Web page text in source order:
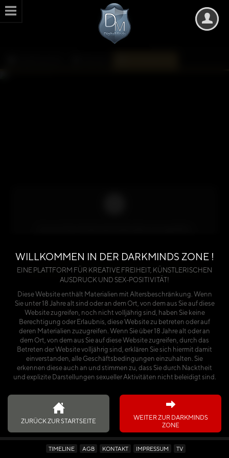
Über die Seite anmelden
Ich habe den Kalender käuflich erworben
WILLKOMMEN IN DER DARKMINDS ZONE !
EINE PLATTFORM FÜR KREATIVE FREIHEIT, KÜNSTLERISCHEN
AUSDRUCK UND SEX-POSITIVITÄT!
Diese Website enthält Materialien mit Altersbeschränkung. Wenn
Sie unter 18 Jahre alt sind oder an dem Ort, von dem aus Sie auf diese
Website zugreifen, noch nicht volljährig sind, haben Sie keine
Berechtigung oder Erlaubnis, diese Website zu betreten oder auf
deren Materialien zuzugreifen. Wenn Sie über 18 Jahre alt oder an
dem Ort, von dem aus Sie auf diese Website zugreifen, durch das
Betreten der Website volljährig sind, erklären Sie sich hiermit damit
einverstanden, alle Geschäftsbedingungen einzuhalten. Sie
erkennen diese auch an und stimmen zu, dass Sie durch Nacktheit
und explizite Darstellungen sexueller Aktivitäten nicht beleidigt sind.
ZURÜCK ZUR STARTSEITE
WEITER ZUR DARKMINDS
ZONE
TIMELINE AGB KONTAKT IMPRESSUM TV